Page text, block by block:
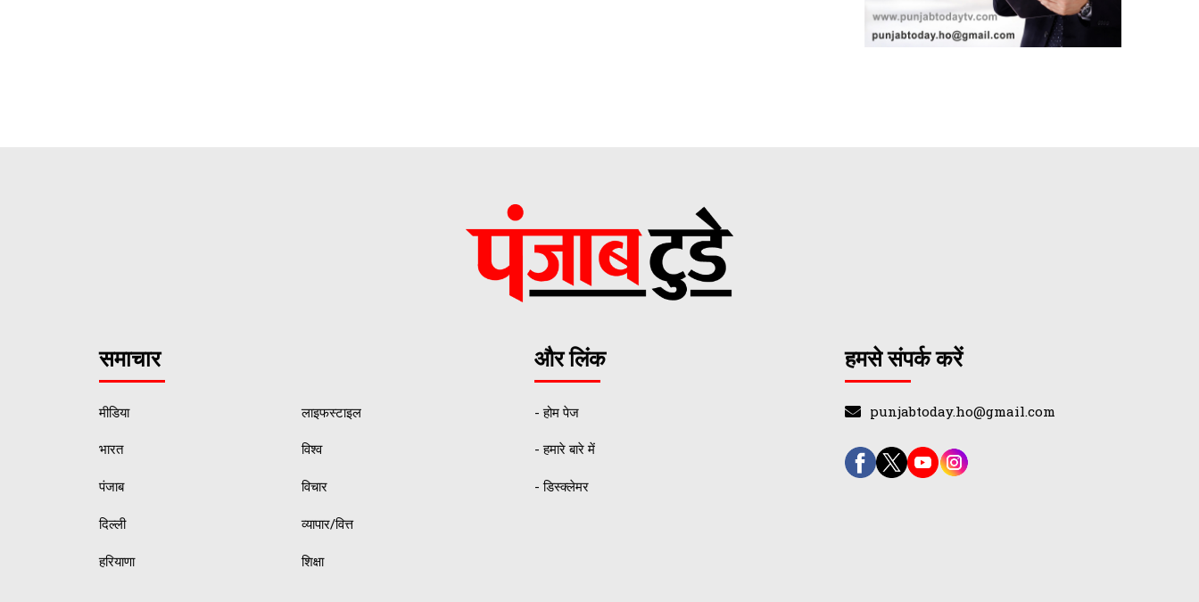
समाचार
मीडिया
भारत
पंजाब
दिल्ली
हरियाणा
लाइफस्टाइल
विश्व
विचार
व्यापार/वित्त
शिक्षा
और लिंक
- होम पेज
- हमारे बारे में
- डिस्क्लेमर
हमसे संपर्क करें
punjabtoday.ho@gmail.com